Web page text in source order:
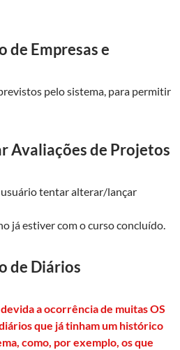
de Empresas e
pelo sistema, para permitir
Avaliações de Projetos
tentar alterar/lançar
já estiver com o curso concluído.
de Diários
a ocorrência de muitas OS
que já tinham um histórico
como, por exemplo, os que